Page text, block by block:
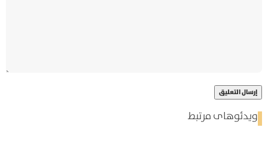
ویدئوهای مرتبط